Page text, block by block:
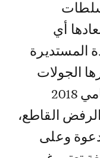
أي
المستديرة
الجولات
الأولى من المناقشات في عامي 2018
الرفض القاطع،
دعوة وعلى